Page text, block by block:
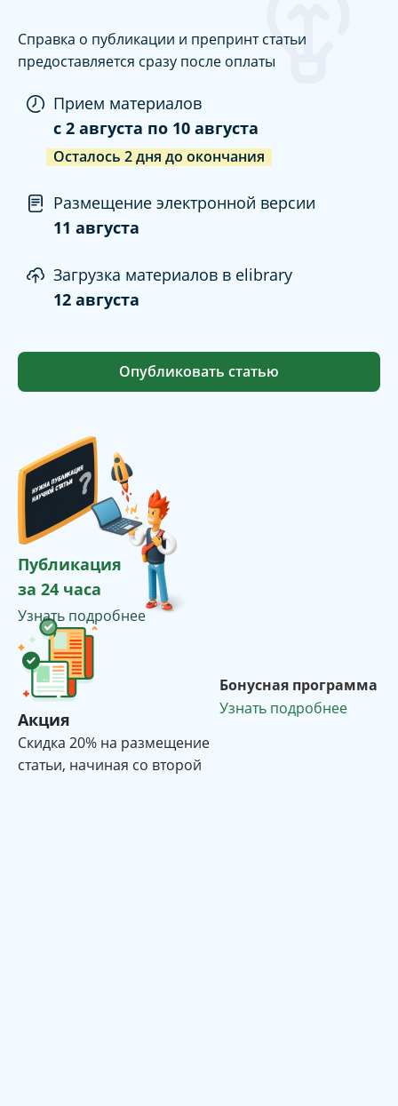
Справка о публикации и препринт статьи
предоставляется сразу после оплаты
Прием материалов
c 2 августа по 10 августа
Осталось 2дня до окончания
Размещение электронной версии
11 августа
Загрузка материалов в elibrary
12 августа
Опубликовать статью
Публикация
за 24 часа
Узнать подробнее
Акция
Cкидка 20% на размещение
статьи, начиная со второй
Бонусная программа
Узнать подробнее